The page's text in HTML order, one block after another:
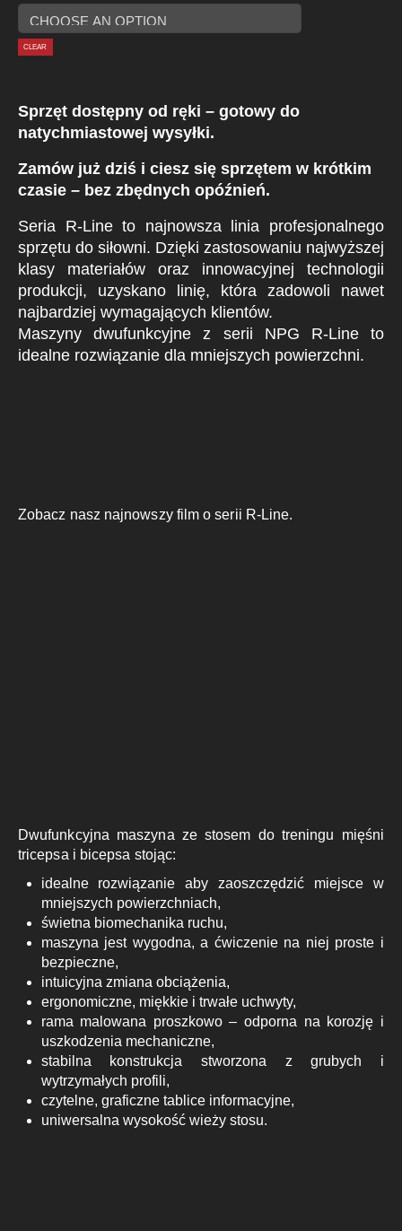
CLEAR
Sprzęt dostępny od ręki – gotowy do
natychmiastowej wysyłki.
Zamów już dziś i ciesz się sprzętem w krótkim
czasie – bez zbędnych opóźnień.
Seria R-Line to najnowsza linia profesjonalnego
sprzętu do siłowni. Dzięki zastosowaniu najwyższej
klasy materiałów oraz innowacyjnej technologii
produkcji, uzyskano linię, która zadowoli nawet
najbardziej wymagających klientów.
Maszyny dwufunkcyjne z serii NPG R-Line to
idealne rozwiązanie dla mniejszych powierzchni.
Zobacz nasz najnowszy film o serii R-Line.
Dwufunkcyjna maszyna ze stosem do treningu mięśni
tricepsa i bicepsa stojąc:
idealne rozwiązanie aby zaoszczędzić miejsce w
mniejszych powierzchniach,
świetna biomechanika ruchu,
maszyna jest wygodna, a ćwiczenie na niej proste i
bezpieczne,
intuicyjna zmiana obciążenia,
ergonomiczne, miękkie i trwałe uchwyty,
rama malowana proszkowo – odporna na korozję i
uszkodzenia mechaniczne,
stabilna konstrukcja stworzona z grubych i
wytrzymałych profili,
czytelne, graficzne tablice informacyjne,
uniwersalna wysokość wieży stosu.